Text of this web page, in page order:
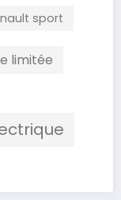
sport
limitée